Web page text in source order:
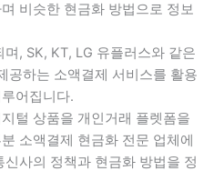
비슷한 현금화 방법으로 정보
, SK, KT, LG 유플러스와 같은
공하는 소액결제 서비스를 활용
어집니다.
털 상품을 개인거래 플렛폼을
소액결제 현금화 전문 업체에
사의 정책과 현금화 방법을 정